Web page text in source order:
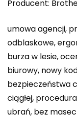
Producent:
umowa agencji,
odblaskowe,
burza w lesie,
biurowy, nowy
bezpieczeństwa
ciągłej,
ubrań, bez